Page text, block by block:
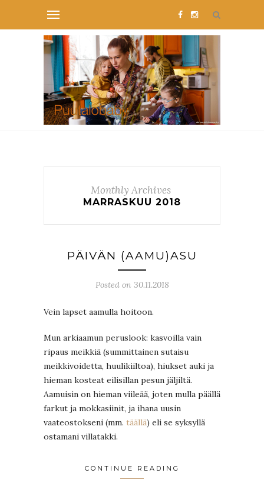
Monthly Archives
MARRASKUU 2018
PÄIVÄN (AAMU)ASU
Posted on 30.11.2018
Vein lapset aamulla hoitoon.
Mun arkiaamun peruslook: kasvoilla vain
ripaus meikkiä (summittainen sutaisu
meikkivoidetta, huulikiiltoa), hiukset auki ja
hieman kosteat eilisillan pesun jäljiltä.
Aamuisin on hieman viileää, joten mulla päällä
farkut ja mokkasiinit, ja ihana uusin
vaateostokseni (mm. täällä) eli se syksyllä
ostamani villatakki.
CONTINUE READING